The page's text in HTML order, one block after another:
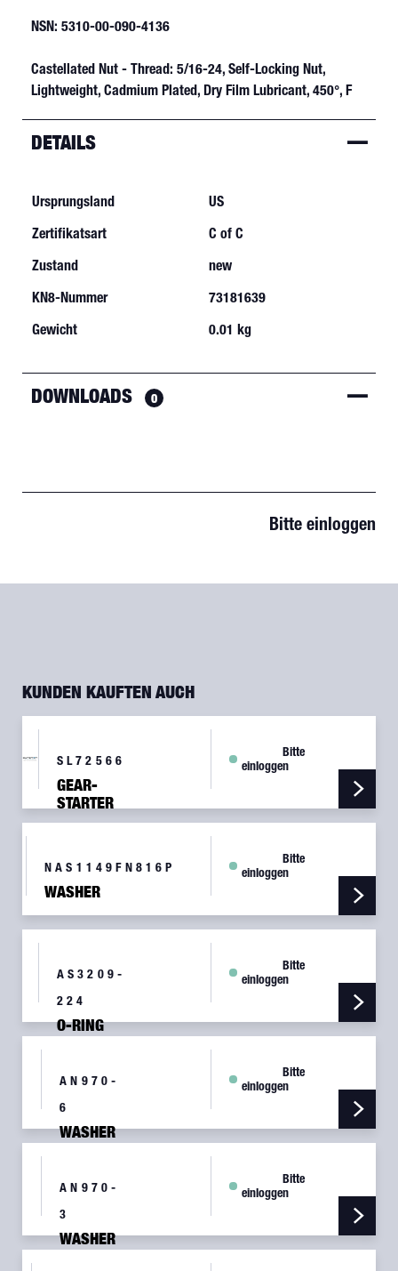
NSN: 5310-00-090-4136
Castellated Nut - Thread: 5/16-24, Self-Locking Nut,
Lightweight, Cadmium Plated, Dry Film Lubricant, 450°, F
DETAILS
Ursprungsland
US
Zertifikatsart
C of C
Zustand
new
KN8-Nummer
73181639
Gewicht
0.01 kg
DOWNLOADS 0
Bitte einloggen
KUNDEN KAUFTEN AUCH
SL72566
GEAR-
STARTER
RING-
PMA
SUPERIOR
Bitte
einloggen
NAS1149FN816P
WASHER
Bitte
einloggen
AS3209-
224
O-RING
Bitte
einloggen
AN970-
6
WASHER
Bitte
einloggen
AN970-
3
WASHER
Bitte
einloggen